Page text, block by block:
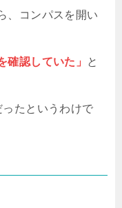
、コンパスを開い
確認していた」
と
たというわけで